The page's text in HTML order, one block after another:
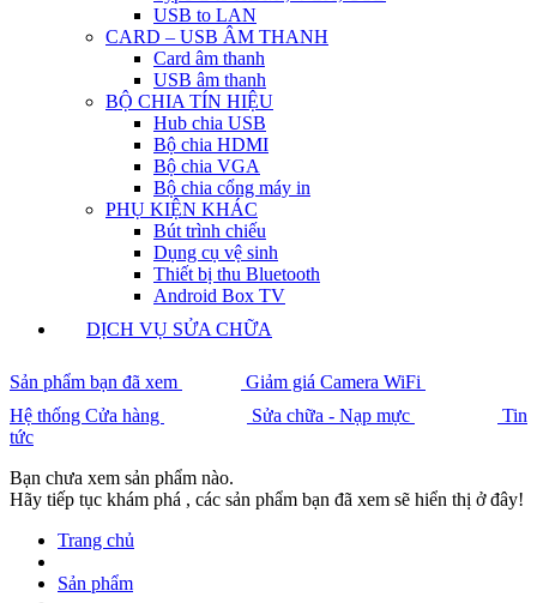
USB to LAN
CARD – USB ÂM THANH
Card âm thanh
USB âm thanh
BỘ CHIA TÍN HIỆU
Hub chia USB
Bộ chia HDMI
Bộ chia VGA
Bộ chia cổng máy in
PHỤ KIỆN KHÁC
Bút trình chiếu
Dụng cụ vệ sinh
Thiết bị thu Bluetooth
Android Box TV
DỊCH VỤ SỬA CHỮA
Sản phẩm bạn đã xem
Giảm giá Camera WiFi
Hệ thống Cửa hàng
Sửa chữa - Nạp mực
Tin
tức
Bạn chưa xem sản phẩm nào.
Hãy tiếp tục khám phá , các sản phẩm bạn đã xem sẽ hiển thị ở đây!
Trang chủ
Sản phẩm